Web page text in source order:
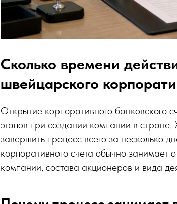
Сколько времени
швейцарского
Открытие корпоративного банковского
этапов при создании компании в
завершить процесс всего за несколько
корпоративного счета обычно занимает
компании, состава акционеров и вида